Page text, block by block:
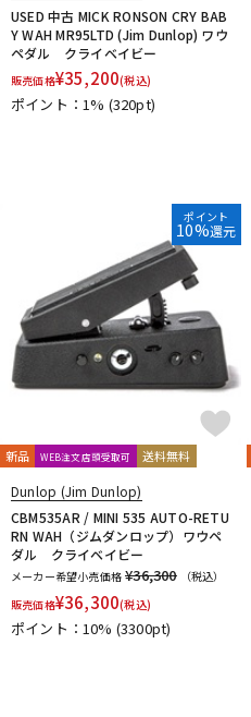
USED 中古 MICK RONSON CRY BAB
Y WAH MR95LTD (Jim Dunlop) ワウ
ペダル クライベイビー
販売価格¥35,200(税込)
ポイント：1% (320pt)
ポイント
10%還元
新品 WEB注文店頭受取可 送料無料
Dunlop (Jim Dunlop)
CBM535AR / MINI 535 AUTO-RETU
RN WAH（ジムダンロップ）ワウペ
ダル クライベイビー
メーカー希望小売価格 ¥36,300
（税込）
販売価格¥36,300(税込)
ポイント：10% (3300pt)